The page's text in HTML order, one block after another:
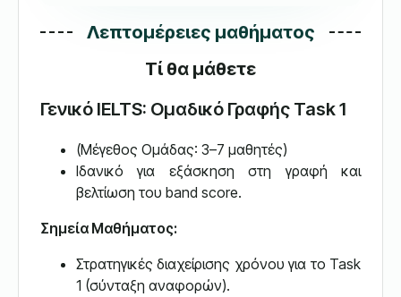
Λεπτομέρειες μαθήματος
Τί θα μάθετε
Γενικό IELTS: Ομαδικό Γραφής Task 1
(Μέγεθος Ομάδας: 3–7 μαθητές)
Ιδανικό για εξάσκηση στη γραφή και
βελτίωση του band score.
Σημεία Μαθήματος:
Στρατηγικές διαχείρισης χρόνου για το Task
1 (σύνταξη αναφορών).